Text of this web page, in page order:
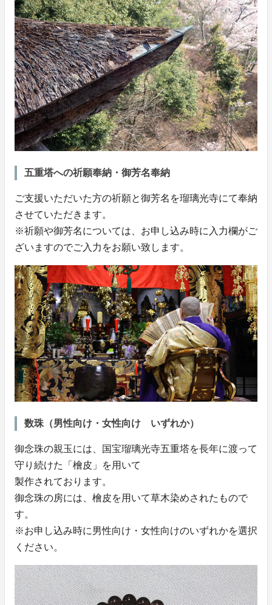
五重塔への祈願奉納・御芳名奉納
ご支援いただいた方の祈願と御芳名を瑠璃光寺にて奉納
させていただきます。
※祈願や御芳名については、お申し込み時に入力欄がご
ざいますのでご入力をお願い致します。
数珠（男性向け・女性向け いずれか）
御念珠の親玉には、国宝瑠璃光寺五重塔を長年に渡って
守り続けた「檜皮」を用いて
製作されております。
御念珠の房には、檜皮を用いて草木染めされたもので
す。
※お申し込み時に男性向け・女性向けのいずれかを選択
ください。